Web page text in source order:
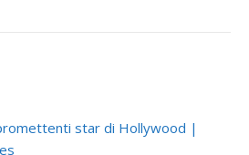
star di Hollywood |